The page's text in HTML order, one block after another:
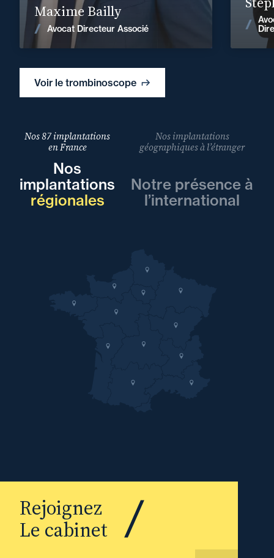
Voir le trombinoscope
Maxime Bailly
Avocat Directeur Associé
Voir les actualités
Nos 87 implantations
en France
Nos
implantations
régionales
Nos implantations
géographiques à l’étranger
Notre présence à
l’international
Rejoignez
Le cabinet